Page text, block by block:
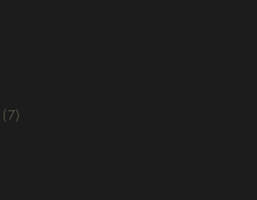
(7)